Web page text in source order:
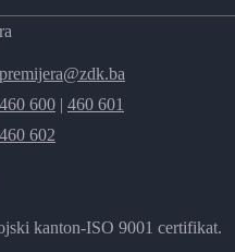
600 | 460 601
602
kanton-ISO 9001 certifikat.